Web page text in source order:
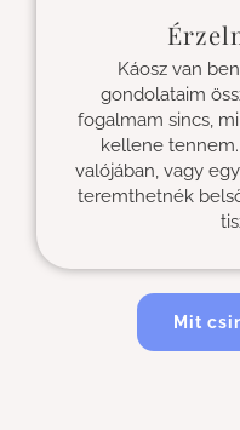
Káosz van
gondolataim
fogalmam sincs,
kellene
valójában, vagy
teremthetnék
Mit